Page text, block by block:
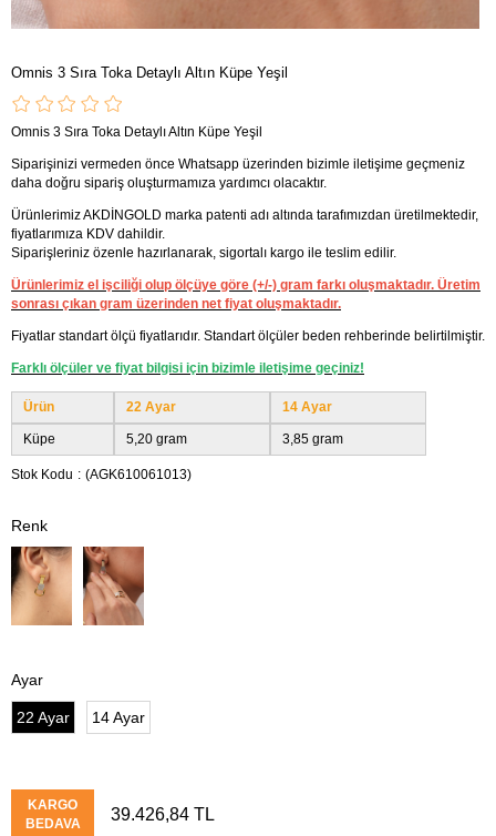
Omnis 3 Sıra Toka Detaylı Altın Küpe Yeşil
Omnis 3 Sıra Toka Detaylı Altın Küpe Yeşil
Siparişinizi vermeden önce Whatsapp üzerinden bizimle iletişime geçmeniz
daha doğru sipariş oluşturmamıza yardımcı olacaktır.
Ürünlerimiz AKDİNGOLD marka patenti adı altında tarafımızdan üretilmektedir,
fiyatlarımıza KDV dahildir.
Siparişleriniz özenle hazırlanarak, sigortalı kargo ile teslim edilir.
Ürünlerimiz el işciliği olup ölçüye göre (+/-) gram farkı oluşmaktadır. Üretim
sonrası çıkan gram üzerinden net fiyat oluşmaktadır.
Fiyatlar standart ölçü fiyatlarıdır. Standart ölçüler beden rehberinde belirtilmiştir.
Farklı ölçüler ve fiyat bilgisi için bizimle iletişime geçiniz!
Ürün 22 Ayar 14 Ayar
Küpe 5,20 gram 3,85 gram
Stok Kodu (AGK610061013)
Ayar
22 Ayar 14 Ayar
KARGO
BEDAVA
39.426,84 TL